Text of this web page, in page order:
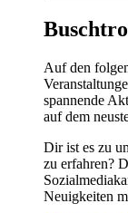
Auf den
spannende
auf dem
Dir ist es zu
zu erfahren?
Neuigkeiten